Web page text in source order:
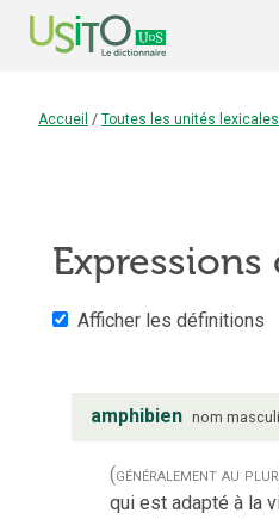
Accueil / Toutes les unités
Afficher les définitions
amphibien nom
(généralement au
qui est adapté à la